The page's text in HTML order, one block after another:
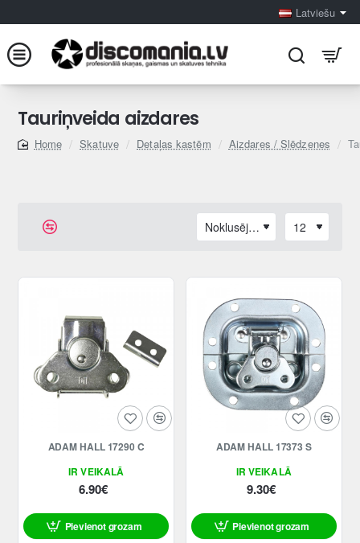
Latviešu
Tauriņveida aizdares
home
Skatuve Detaļas kastēm Aizdares / Slēdzenes
IR VEIKALĀ
ADAM HALL 17290 C
6.90€
Pievienot grozam
IR VEIKALĀ
ADAM HALL 17373 S
9.30€
Pievienot grozam